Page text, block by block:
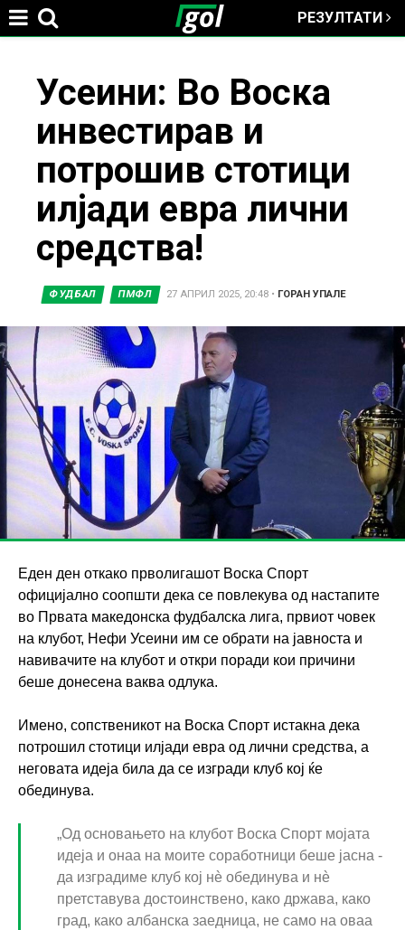
РЕЗУЛТАТИ
You
here
Усеини: Во Воска
инвестирав и
потрошив стотици
илјади евра лични
средства!
ФУДБАЛ ПМФЛ 27 АПРИЛ 2025, 20:48 • ГОРАН УПАЛЕ
Еден ден откако прволигашот Воска Спорт
официјално соопшти дека се повлекува од настапите
во Првата македонска фудбалска лига, првиот човек
на клубот, Нефи Усеини им се обрати на јавноста и
навивачите на клубот и откри поради кои причини
беше донесена ваква одлука.
Имено, сопственикот на Воска Спорт истакна дека
потрошил стотици илјади евра од лични средства, а
неговата идеја била да се изгради клуб кој ќе
обединува.
„Од основањето на клубот Воска Спорт мојата
идеја и онаа на моите соработници беше јасна -
да изградиме клуб кој нè обединува и нè
претставува достоинствено, како држава, како
град, како албанска заедница, не само на оваа